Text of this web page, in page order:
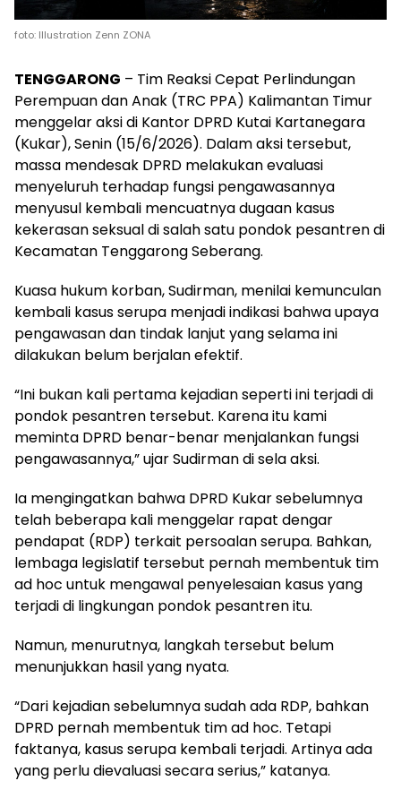
foto: Illustration Zenn ZONA
TENGGARONG – Tim Reaksi Cepat Perlindungan
Perempuan dan Anak (TRC PPA) Kalimantan Timur
menggelar aksi di Kantor DPRD Kutai Kartanegara
(Kukar), Senin (15/6/2026). Dalam aksi tersebut,
massa mendesak DPRD melakukan evaluasi
menyeluruh terhadap fungsi pengawasannya
menyusul kembali mencuatnya dugaan kasus
kekerasan seksual di salah satu pondok pesantren di
Kecamatan Tenggarong Seberang.
Kuasa hukum korban, Sudirman, menilai kemunculan
kembali kasus serupa menjadi indikasi bahwa upaya
pengawasan dan tindak lanjut yang selama ini
dilakukan belum berjalan efektif.
“Ini bukan kali pertama kejadian seperti ini terjadi di
pondok pesantren tersebut. Karena itu kami
meminta DPRD benar-benar menjalankan fungsi
pengawasannya,” ujar Sudirman di sela aksi.
Ia mengingatkan bahwa DPRD Kukar sebelumnya
telah beberapa kali menggelar rapat dengar
pendapat (RDP) terkait persoalan serupa. Bahkan,
lembaga legislatif tersebut pernah membentuk tim
ad hoc untuk mengawal penyelesaian kasus yang
terjadi di lingkungan pondok pesantren itu.
Namun, menurutnya, langkah tersebut belum
menunjukkan hasil yang nyata.
“Dari kejadian sebelumnya sudah ada RDP, bahkan
DPRD pernah membentuk tim ad hoc. Tetapi
faktanya, kasus serupa kembali terjadi. Artinya ada
yang perlu dievaluasi secara serius,” katanya.